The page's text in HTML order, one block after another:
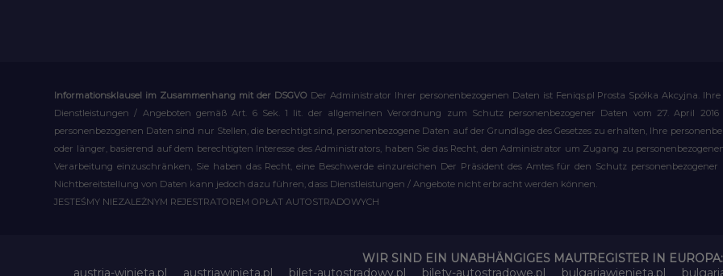
Informationsklausel im Zusammenhang mit der DSGVO Der Administrator Ihrer personenbezogenen Daten ist Feniqs.pl Prosta Spółka Akcyjna.
Dienstleistungen / Angeboten gemäß Art. 6 Sek. 1 lit. der allgemeinen Verordnung zum Schutz personenbezogener Daten vom 27. April
personenbezogenen Daten sind nur Stellen, die berechtigt sind, personenbezogene Daten auf der Grundlage des Gesetzes zu erhalten, Ihre
oder länger, basierend auf dem berechtigten Interesse des Administrators, haben Sie das Recht, den Administrator um Zugang zu
Verarbeitung einzuschränken, Sie haben das Recht, eine Beschwerde einzureichen Der Präsident des Amtes für den Schutz
Nichtbereitstellung von Daten kann jedoch dazu führen, dass Dienstleistungen / Angebote nicht erbracht werden können.
JESTEŚMY NIEZALEŻNYM REJESTRATOREM OPŁAT AUTOSTRADOWYCH
WIR SIND EIN UNABHÄNGIGES MAUTREGISTER IN EUROPA:
austria-winieta.pl
austriawinieta.pl bilet-autostradowy.pl bilety-autostradowe.pl bulgariawienieta.pl